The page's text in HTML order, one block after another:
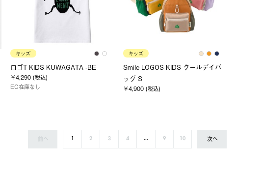
キッズ
ロゴT KIDS KUWAGATA -BE
￥4,290 (税込)
EC在庫なし
キッズ
Smile LOGOS KIDS クールデイバ
ッグ S
￥4,900 (税込)
前へ 1 2 3 4 ... 9 10 次へ